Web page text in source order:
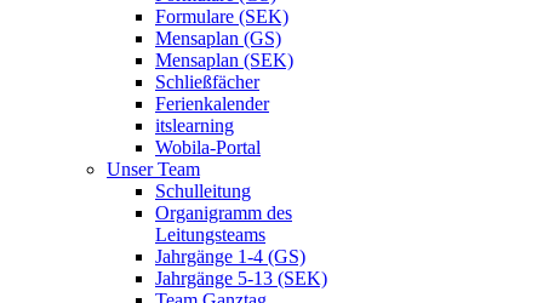
Formulare (SEK)
Mensaplan (GS)
Mensaplan (SEK)
Schließfächer
Ferienkalender
itslearning
Wobila-Portal
Unser Team
Schulleitung
Organigramm des
Leitungsteams
Jahrgänge 1-4 (GS)
Jahrgänge 5-13 (SEK)